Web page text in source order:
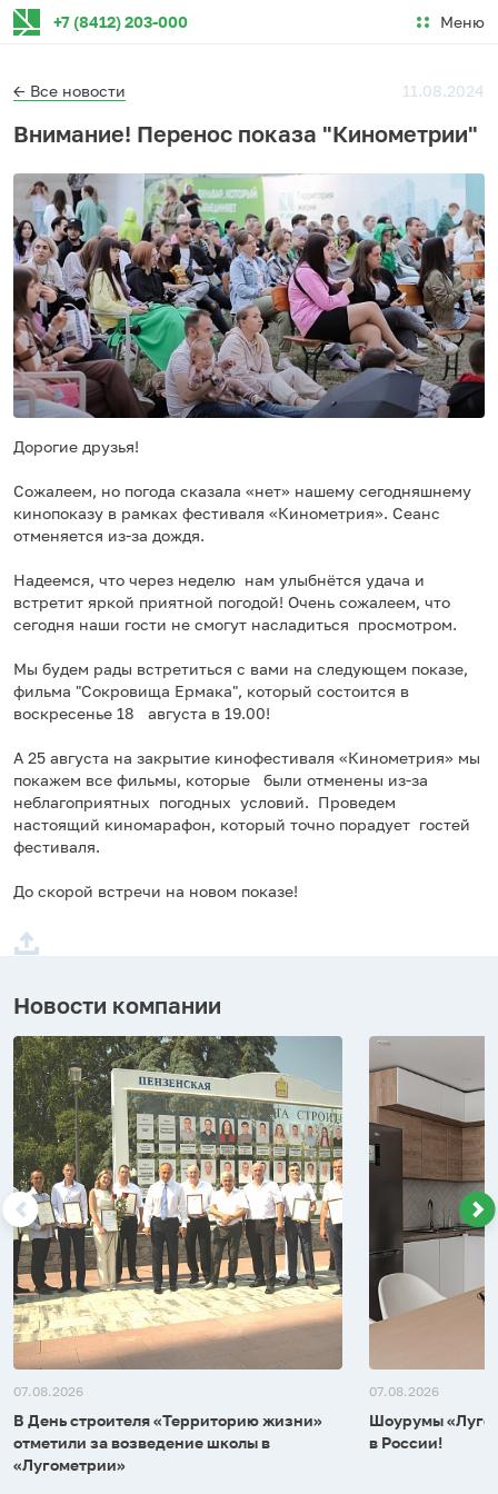
+7 (8412) 203-000 Меню
← Все новости 11.08.2024
Внимание! Перенос показа "Кинометрии"
Дорогие друзья!
Сожалеем, но погода сказала «нет» нашему сегодняшнему
кинопоказу в рамках фестиваля «Кинометрия». Сеанс
отменяется из-за дождя.
Надеемся, что через неделю нам улыбнётся удача и
встретит яркой приятной погодой! Очень сожалеем, что
сегодня наши гости не смогут насладиться просмотром.
Мы будем рады встретиться с вами на следующем показе,
фильма "Сокровища Ермака", который состоится в
воскресенье 18 августа в 19.00!
А 25 августа на закрытие кинофестиваля «Кинометрия» мы
покажем все фильмы, которые были отменены из-за
неблагоприятных погодных условий. Проведем
настоящий киномарафон, который точно порадует гостей
фестиваля.
До скорой встречи на новом показе!
Новости компании
07.08.2026
В День строителя «Территорию жизни»
отметили за возведение школы в
«Лугометрии»
07.08.2026
Шоурумы
в России!